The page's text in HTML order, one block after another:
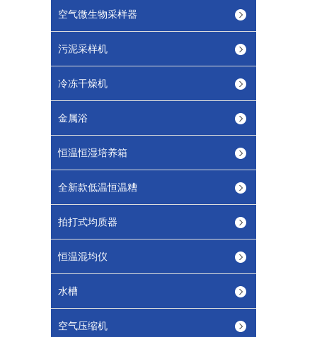
空气微生物采样器
污泥采样机
冷冻干燥机
金属浴
恒温恒湿培养箱
全新款低温恒温糟
拍打式均质器
恒温混均仪
水槽
空气压缩机